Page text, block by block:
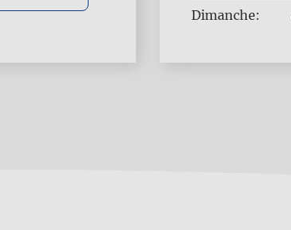
Dimanche: